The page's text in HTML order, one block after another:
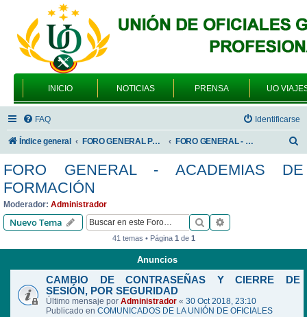
INICIO NOTICIAS PRENSA UO
FAQ Identificarse
Índice general FORO GENERAL PARA TODOS LOS USUARIOS FORO GENERAL - ACADEMIAS DE FORMACIÓN
s
FORO GENERAL - ACADEMIAS DE
FORMACIÓN
Moderador: Administrador
Nuevo Tema Buscar
41 temas • Página 1de 1
Anuncios
CAMBIO DE CONTRASEÑAS Y CIERRE DE
SESIÓN, POR SEGURIDAD
Último mensaje por Administrador « 30 Oct 2018, 23:10
Publicado en COMUNICADOS DE LA UNIÓN DE OFICIALES